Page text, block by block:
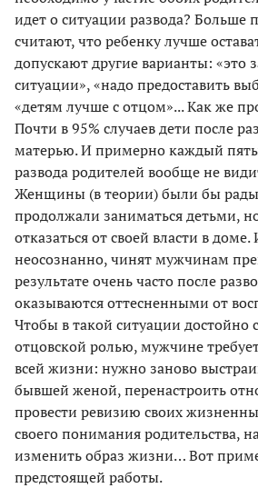
идет о ситуации развода? Больше
считают, что ребенку лучше
допускают другие варианты: «это
ситуации», «надо предоставить
«детям лучше с отцом»... Как же
Почти в 95% случаев дети после
матерью. И примерно каждый
развода родителей вообще не
Женщины (в теории) были бы
продолжали заниматься детьми,
отказаться от своей власти в
неосознанно, чинят мужчинам
результате очень часто после
оказываются оттесненными от
Чтобы в такой ситуации достойно
отцовской ролью, мужчине
всей жизни: нужно заново
бывшей женой, перенастроить
провести ревизию своих
своего понимания родительства,
изменить образ жизни… Вот
предстоящей работы.